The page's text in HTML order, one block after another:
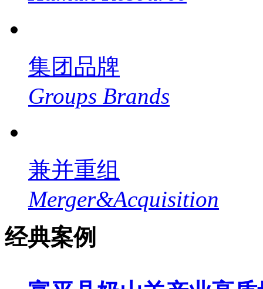
集团品牌
Groups Brands
兼并重组
Merger&Acquisition
经典案例